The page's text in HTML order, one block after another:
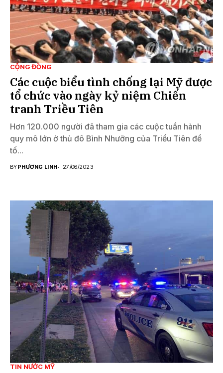
CỘNG ĐỒNG
Các cuộc biểu tình chống lại Mỹ được
tổ chức vào ngày kỷ niệm Chiến
tranh Triều Tiên
Hơn 120.000 người đã tham gia các cuộc tuần hành
quy mô lớn ở thủ đô Bình Nhưỡng của Triều Tiên để
tố...
BYPHƯƠNG LINH 27/06/2023
TIN NƯỚC MỸ